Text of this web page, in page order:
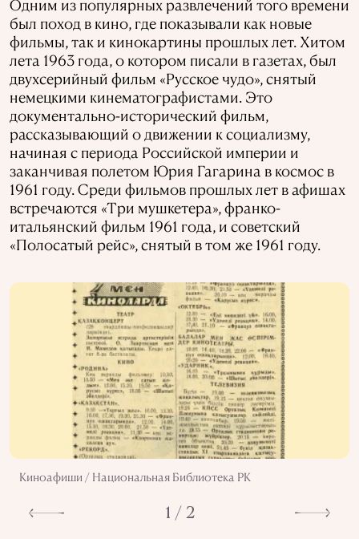
Одним из популярных развлечений того времени
был поход в кино, где показывали как новые
фильмы, так и кинокартины прошлых лет. Хитом
лета 1963 года, о котором писали в газетах, был
двухсерийный фильм «Русское чудо», снятый
немецкими кинематографистами. Это
документально-исторический фильм,
рассказывающий о движении к социализму,
начиная с периода Российской империи и
заканчивая полетом Юрия Гагарина в космос в
1961 году. Среди фильмов прошлых лет в афишах
встречаются «Три мушкетера», франко-
итальянский фильм 1961 года, и советский
«Полосатый рейс», снятый в том же 1961 году.
Киноафиши / Национальная Библиотека РК
1 / 2